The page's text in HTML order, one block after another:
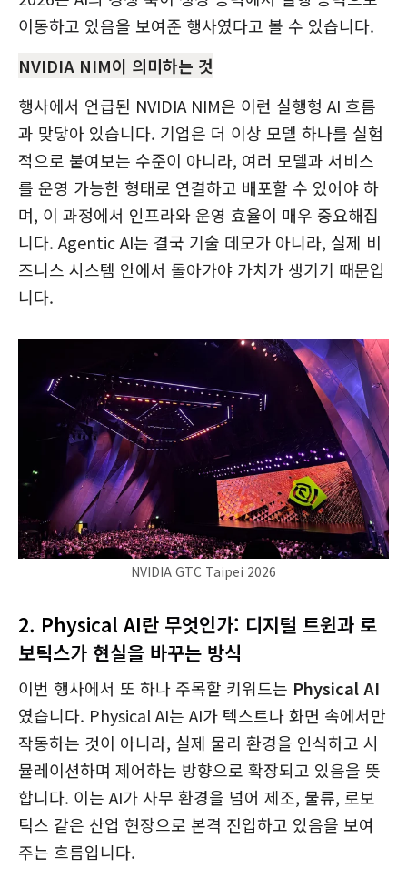
이동하고 있음을 보여준 행사였다고 볼 수 있습니다.
NVIDIA NIM이 의미하는 것
행사에서 언급된 NVIDIA NIM은 이런 실행형 AI 흐름
과 맞닿아 있습니다. 기업은 더 이상 모델 하나를 실험
적으로 붙여보는 수준이 아니라, 여러 모델과 서비스
를 운영 가능한 형태로 연결하고 배포할 수 있어야 하
며, 이 과정에서 인프라와 운영 효율이 매우 중요해집
니다. Agentic AI는 결국 기술 데모가 아니라, 실제 비
즈니스 시스템 안에서 돌아가야 가치가 생기기 때문입
니다.
NVIDIA GTC Taipei 2026
2. Physical AI란 무엇인가: 디지털 트윈과 로
보틱스가 현실을 바꾸는 방식
이번 행사에서 또 하나 주목할 키워드는 Physical AI
였습니다. Physical AI는 AI가 텍스트나 화면 속에서만
작동하는 것이 아니라, 실제 물리 환경을 인식하고 시
뮬레이션하며 제어하는 방향으로 확장되고 있음을 뜻
합니다. 이는 AI가 사무 환경을 넘어 제조, 물류, 로보
틱스 같은 산업 현장으로 본격 진입하고 있음을 보여
주는 흐름입니다.